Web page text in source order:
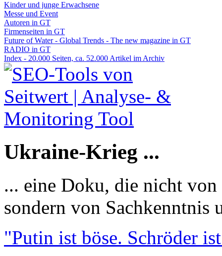
Kinder und junge Erwachsene
Messe und Event
Autoren in GT
Firmenseiten in GT
Future of Water - Global Trends - The new magazine in GT
RADIO in GT
Index - 20.000 Seiten, ca. 52.000 Artikel im Archiv
Ukraine-Krieg ...
... eine Doku, die nicht
sondern von Sachkenntnis
"Putin ist böse. Schröder